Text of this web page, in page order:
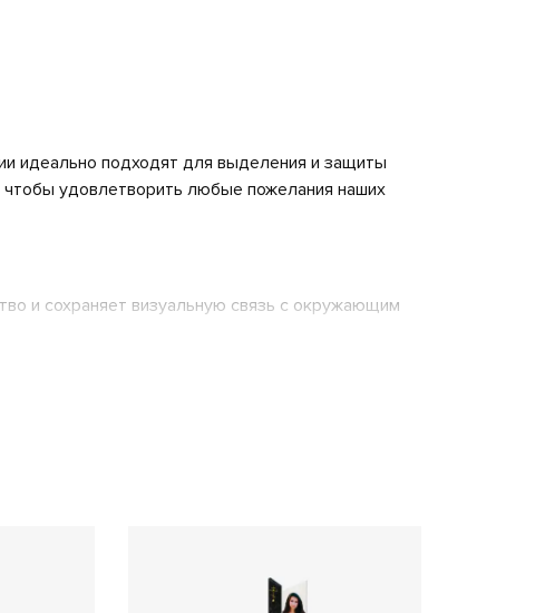
идеально подходят для выделения и защиты
удовлетворить любые пожелания наших
и сохраняет визуальную связь с окружающим
визуально больше и просторнее.